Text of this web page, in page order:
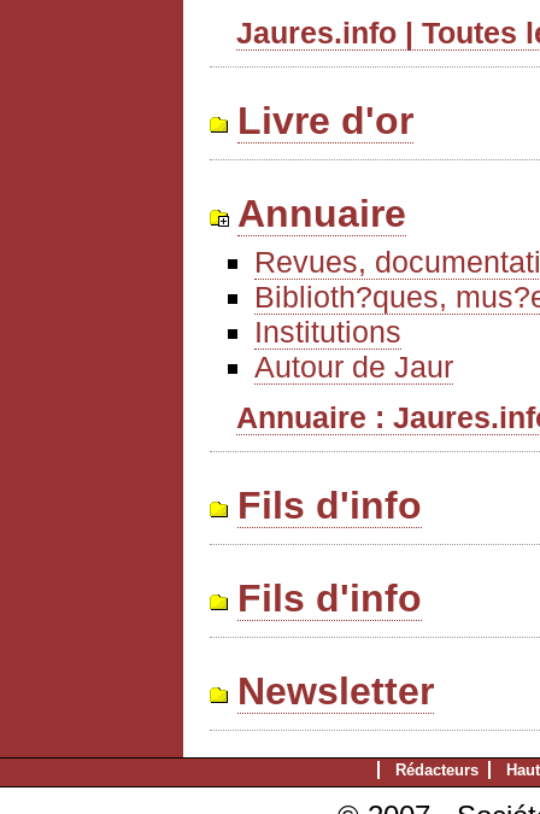
Jaures.info | Toutes
Livre d'or
Annuaire
Revues,
Biblioth?ques,
Institutions
Autour de Jaur
Annuaire :
Fils d'info
Fils d'info
Newsletter
Rédacteurs